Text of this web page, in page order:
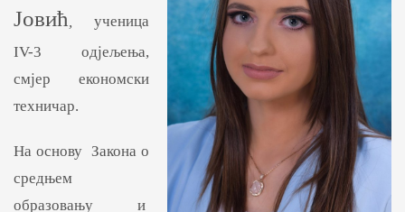
Јовић, ученица
IV-3 одјељења,
смјер економски
техничар.
На основу Закона о
средњем
образовању и